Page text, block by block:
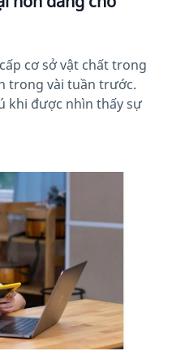
cơ sở vật chất trong
trong vài tuần trước.
khi được nhìn thấy sự